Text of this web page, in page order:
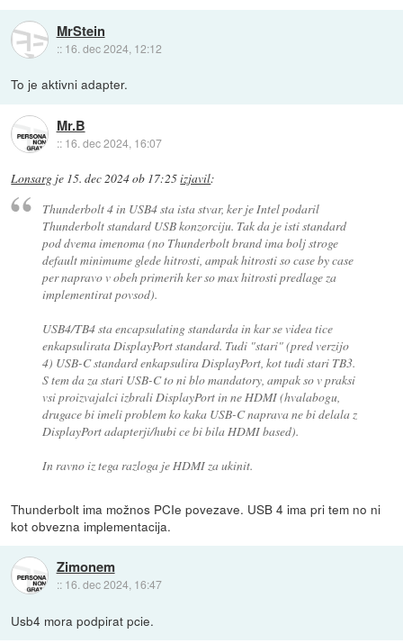
MrStein
:: 16. dec 2024, 12:12
To je aktivni adapter.
Mr.B
:: 16. dec 2024, 16:07
Lonsarg je 15. dec 2024 ob 17:25izjavil:
Thunderbolt 4 in USB4 sta ista stvar, ker je Intel podaril
Thunderbolt standard USB konzorciju. Tak da je isti standard
pod dvema imenoma (no Thunderbolt brand ima bolj stroge
default minimume glede hitrosti, ampak hitrosti so case by case
per napravo v obeh primerih ker so max hitrosti predlage za
implementirat povsod).
USB4/TB4 sta encapsulating standarda in kar se videa tice
enkapsulirata DisplayPort standard. Tudi "stari" (pred verzijo
4) USB-C standard enkapsulira DisplayPort, kot tudi stari TB3.
S tem da za stari USB-C to ni blo mandatory, ampak so v praksi
vsi proizvajalci izbrali DisplayPort in ne HDMI (hvalabogu,
drugace bi imeli problem ko kaka USB-C naprava ne bi delala z
DisplayPort adapterji/hubi ce bi bila HDMI based).
In ravno iz tega razloga je HDMI za ukinit.
Thunderbolt ima možnos PCIe povezave. USB 4 ima pri tem no ni
kot obvezna implementacija.
Zimonem
:: 16. dec 2024, 16:47
Usb4 mora podpirat pcie.